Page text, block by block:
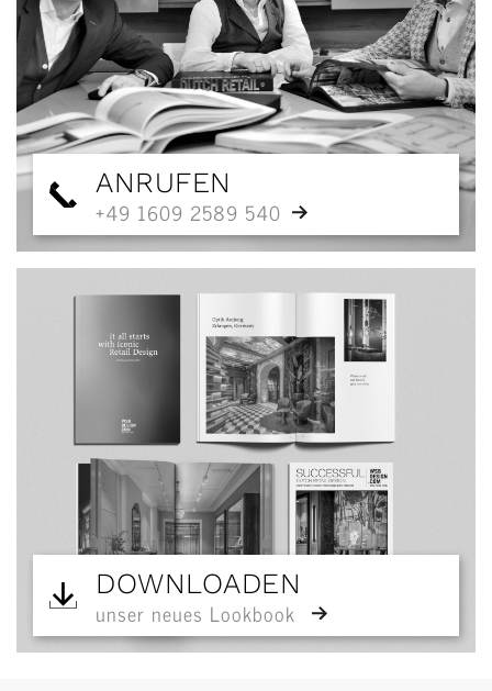
ANRUFEN
+49 1609 2589 540
DOWNLOADEN
unser neues Lookbook